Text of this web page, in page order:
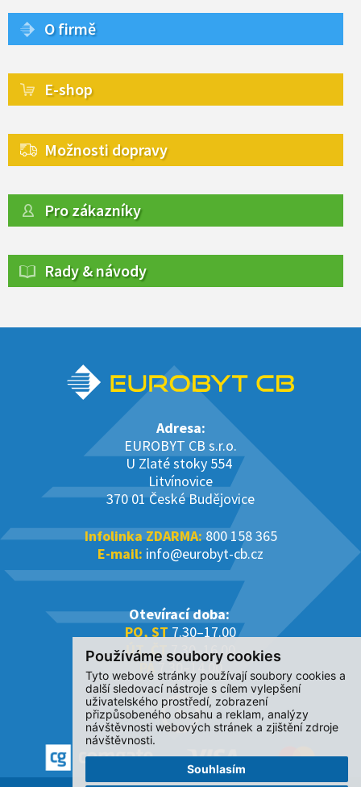
Používáme soubory cookies
Tyto webové stránky používají soubory cookies a
další sledovací nástroje s cílem vylepšení
uživatelského prostředí, zobrazení
přizpůsobeného obsahu a reklam, analýzy
návštěvnosti webových stránek a zjištění zdroje
návštěvnosti.
Souhlasím
O firmě
E-shop
Možnosti dopravy
Pro zákazníky
Rady & návody
Adresa:
EUROBYT CB s.r.o.
U Zlaté stoky 554
Litvínovice
370 01 České Budějovice
Infolinka ZDARMA:800 158 365
E-mail: info@eurobyt-cb.cz
Otevírací doba:
PO, ST 7.30–17.00
ÚT, ČT7.30–16.00
PÁ7.30–14.00